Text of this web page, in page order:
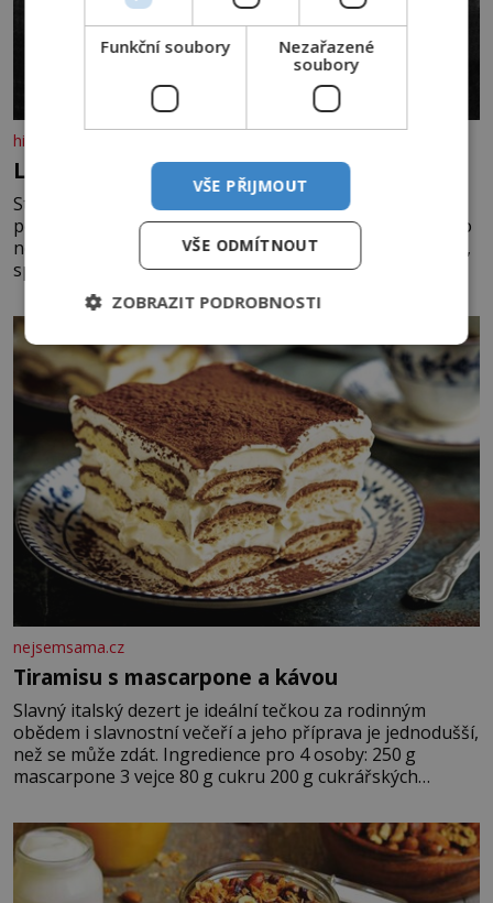
historyplus.cz
Lapka Grasel si na panstvo netroufl?
Strhne ji z postele, sváže ji a krutě zbije. „Kde jsou
peníze?“ naléhá Grasel na starou švadlenku. Když mu to
neprozradí – ostatně ani nemůže, protože žádné nemá,
spokojí se lupič s několika měďáky a štůčky látky.
Zraněná žena pár dní nato umírá. Je to muž nebývale
krutý. Jeho činy budí hrůzu ještě dlouho po jeho smrti
nejsemsama.cz
Tiramisu s mascarpone a kávou
Slavný italský dezert je ideální tečkou za rodinným
obědem i slavnostní večeří a jeho příprava je jednodušší,
než se může zdát. Ingredience pro 4 osoby: 250 g
mascarpone 3 vejce 80 g cukru 200 g cukrářských
posypání Postup: Oddělte žloutky od bílků. Žloutky
vyšlehejte s cukrem do světlé pěny a postupně do nich
vmíchejte mascarpone, aby vznikl hladký
Funkční soubory
Nezařazené
soubory
VŠE PŘIJMOUT
VŠE ODMÍTNOUT
ZOBRAZIT PODROBNOSTI